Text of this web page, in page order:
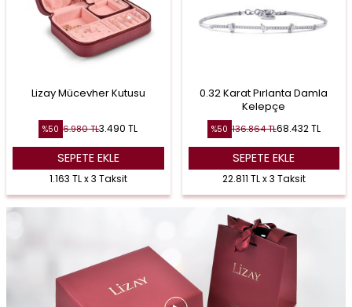
Lizay Mücevher Kutusu
%50 6.980TL3.490 TL
SEPETE EKLE
1.163 TL x 3 Taksit
0.32 Karat Pırlanta Damla
Kelepçe
%50 136.864TL68.432TL
SEPETE EKLE
22.811 TL x 3 Taksit